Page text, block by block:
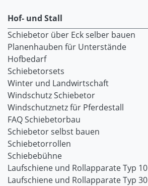
Hof- und Stall
Schiebetor über Eck selber bauen
Planenhauben für Unterstände
Hofbedarf
Schiebetorsets
Winter und Landwirtschaft
Windschutz Schiebetor
Windschutznetz für Pferdestall
FAQ Schiebetorbau
Schiebetor selbst bauen
Schiebetorrollen
Schiebebühne
Laufschiene und Rollapparate Typ 10
Laufschiene und Rollapparate Typ 30